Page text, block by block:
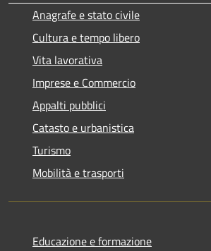
Anagrafe e stato civile
Cultura e tempo libero
Vita lavorativa
Imprese e Commercio
Appalti pubblici
Catasto e urbanistica
Turismo
Mobilità e trasporti
Educazione e formazione